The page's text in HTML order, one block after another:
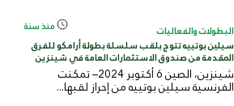
البطولات والفعاليات منذ سنة
سيلين بوتييه تتوج بلقب سلسلة بطولة أرامكو للفرق
المقدمة من صندوق الاستثمارات العامة في شينزين
شينزين، الصين 6 أكتوبر 2024– تمكنت
الفرنسية سيلين بوتييه من إحراز لقبها...